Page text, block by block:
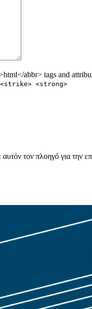
abbr> tags and
<strong>
τον πλοηγό για την